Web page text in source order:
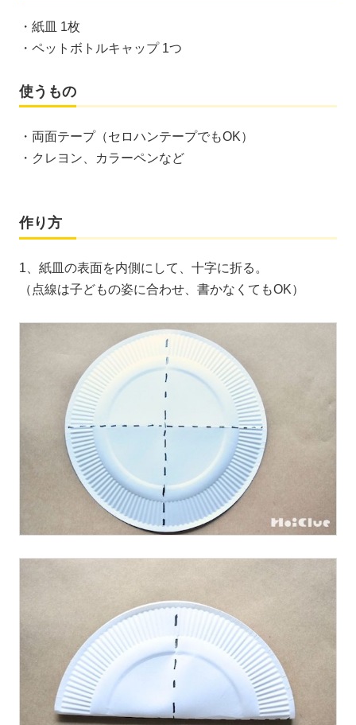
・紙皿 1枚
・ペットボトルキャップ 1つ
使うもの
・両面テープ（セロハンテープでもOK）
・クレヨン、カラーペンなど
作り方
1、紙皿の表面を内側にして、十字に折る。
（点線は子どもの姿に合わせ、書かなくてもOK）